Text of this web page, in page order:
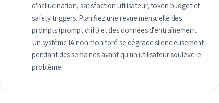
d'hallucination, satisfaction utilisateur, token budget et
safety triggers. Planifiez une revue mensuelle des
prompts (prompt drift) et des données d'entraînement.
Un système IA non monitoré se dégrade silencieusement
pendant des semaines avant qu'un utilisateur soulève le
problème.